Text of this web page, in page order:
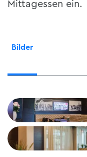
Mittagessen ein.
Bilder